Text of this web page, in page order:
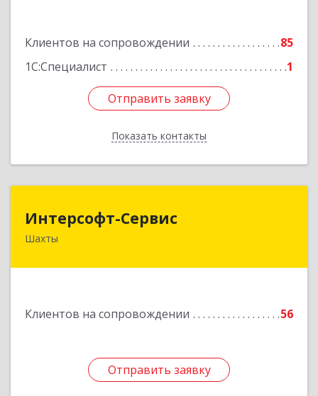
Клиентов на сопровождении
85
1С:Специалист
1
Отправить заявку
Показать контакты
Отправить заявку
Назад
Интерсофт-Сервис
Шахты
Клиентов на сопровождении 56
Отправить заявку
346480, Ростовская обл, Шахты г, Советская ул,
Отправить заявку